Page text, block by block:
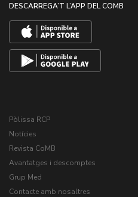
DESCARREGA’T L’APP DEL COMB
Pòlissa RCP
Notícies
Revista CoMB
Avantatges i descomptes
Grup Med
Contacte amb nosaltres